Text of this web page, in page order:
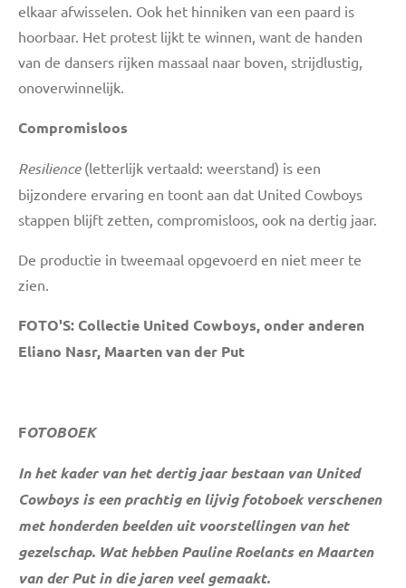
elkaar afwisselen. Ook het hinniken van een paard is
hoorbaar. Het protest lijkt te winnen, want de handen
van de dansers rijken massaal naar boven, strijdlustig,
onoverwinnelijk.
Compromisloos
Resilience(letterlijk vertaald: weerstand) is een
bijzondere ervaring en toont aan dat United Cowboys
stappen blijft zetten, compromisloos, ook na dertig jaar.
De productie in tweemaal opgevoerd en niet meer te
zien.
FOTO'S: Collectie United Cowboys, onder anderen
Eliano Nasr, Maarten van der Put
FOTOBOEK
In het kader van het dertig jaar bestaan van United
Cowboys is een prachtig en lijvig fotoboek verschenen
met honderden beelden uit voorstellingen van het
gezelschap. Wat hebben Pauline Roelants en Maarten
van der Put in die jaren veel gemaakt.